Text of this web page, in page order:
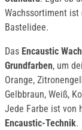
Wachssortiment
Bastelidee.
Das Encaustic
Grundfarben, um
Orange,
Gelbbraun, Weiß,
Jede Farbe ist von
Encaustic-Technik.